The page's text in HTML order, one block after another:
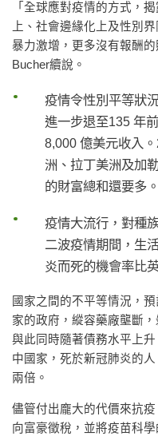
「全球應對疫情的方式，
上、社會邊緣化上及性別
暴力激增，更多沒有報酬
Bucher續說。
疫情令性別平等狀
進一步退至135 年
8,000 億美元收入
洲、拉丁美洲及加
的財富總和還要多。
疫情大流行，對種
二波疫情期間，生
炎而死的機會率比
國家之間的不平等情況，
家的政府，縱容藥廠壟斷
與此同時隨著債務水平上
中國家，死於新冠肺炎的
兩倍。
儘管付出龐大的代價來抗
向富豪徵稅，並將疫苗科